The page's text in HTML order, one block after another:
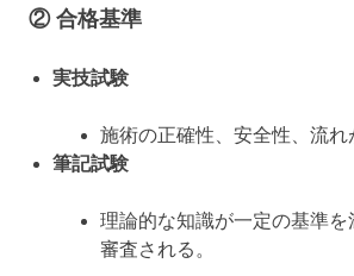
② 合格基準
実技試験
施術の正確性、安全性、流れ
筆記試験
理論的な知識が一定の基準
審査される。